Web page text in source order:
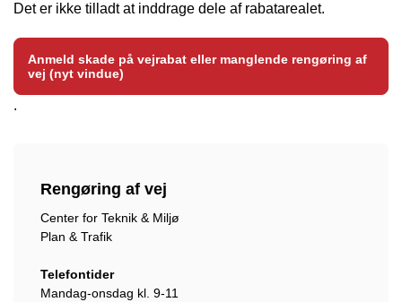
Det er ikke tilladt at inddrage dele af rabatarealet.
Anmeld skade på vejrabat eller manglende rengøring af
vej (nyt vindue)
.
Rengøring af vej
Center for Teknik & Miljø
Plan & Trafik
Telefontider
Mandag-onsdag kl. 9-11